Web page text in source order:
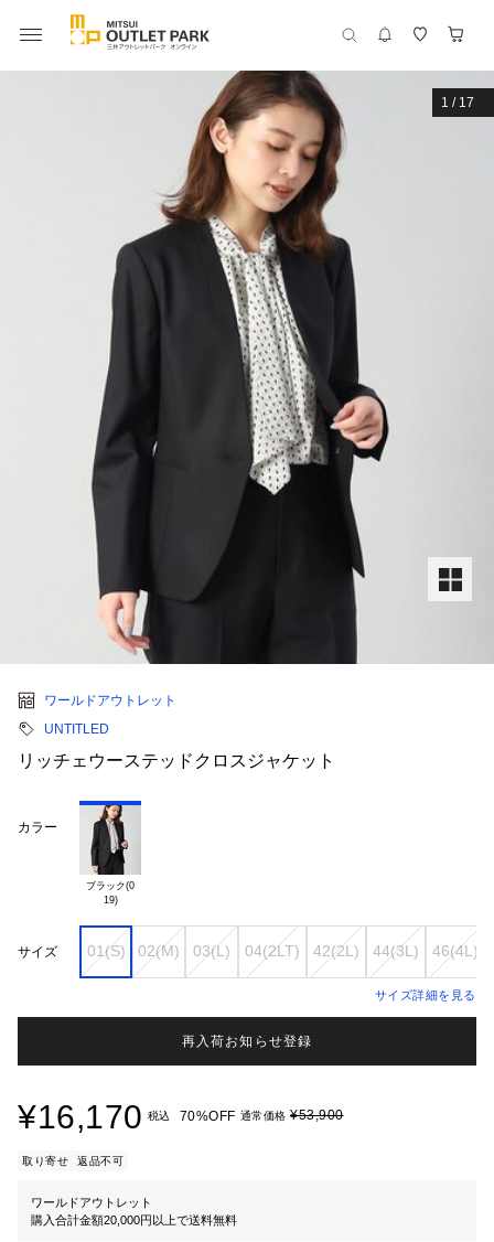
1 / 17
ワールドアウトレット
UNTITLED
リッチェウーステッドクロスジャケット
カラー
ブラック(0
19)
サイズ 01(S) 02(M) 03(L) 04(2LT) 42(2L) 44(3L) 46(4L)
サイズ詳細を見る
再入荷お知らせ登録
¥16,170 税込 70%OFF 通常価格 ¥53,900
取り寄せ 返品不可
ワールドアウトレット
購入合計金額20,000円以上で送料無料